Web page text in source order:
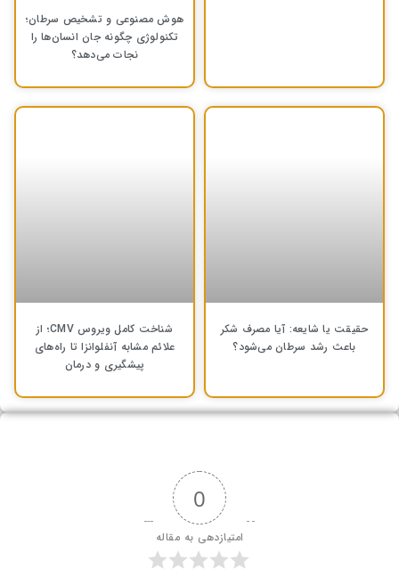
هوش مصنوعی و تشخیص سرطان؛
تکنولوژی چگونه جان انسان‌ها را
نجات می‌دهد؟
حقیقت یا شایعه: آیا مصرف شکر
باعث رشد سرطان می‌شود؟
شناخت کامل ویروس CMV؛ از
علائم مشابه آنفلوانزا تا راه‌های
پیشگیری و درمان
0
امتیازدهی به مقاله